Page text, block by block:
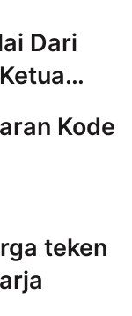
Dari
Kode
teken